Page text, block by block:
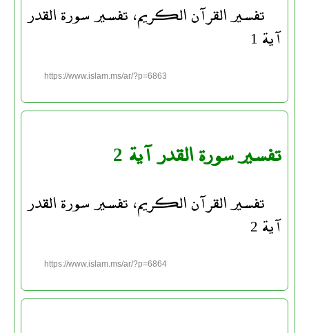
تفسير القرآن الكريم، تفسير سورة القدر
آية 1
https://www.islam.ms/ar/?p=6863
تفسير سورة القدر آية 2
تفسير القرآن الكريم، تفسير سورة القدر
آية 2
https://www.islam.ms/ar/?p=6864